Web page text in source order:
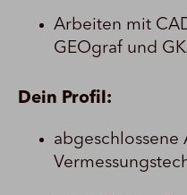
Arbeiten mit
GEOgraf und
Dein Profil:
abgeschlossene